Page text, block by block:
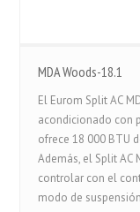
MDA Woods-18.1
El Eurom Split AC
acondicionado con
ofrece 18 000 BTU
Además, el Split AC
controlar con el
modo de